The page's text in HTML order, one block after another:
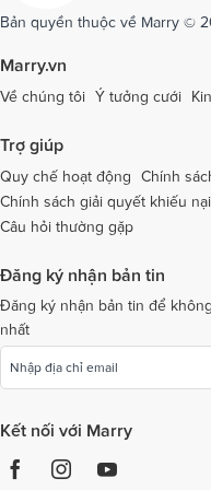
Dịch vụ cưới tại Sóc Trăng
Dịch vụ cưới tại Thái Bình
Dịch vụ cưới tại Thừa Thiên -
Dịch vụ cưới tại An Giang
Dịch vụ cưới tại Tuyên Quang
Dịch vụ cưới tại Bà Rịa -
Dịch vụ cưới tại Bắc Kạn
Bản quyền thuộc về Marry ©
Marry.vn
Về chúng tôi Ý tưởng cưới
Trợ giúp
Quy chế hoạt động
Chính
Chính sách giải quyết khiếu nại
Câu hỏi thường gặp
Đăng ký nhận bản tin
Đăng ký nhận bản tin để
nhất
Kết nối với Marry